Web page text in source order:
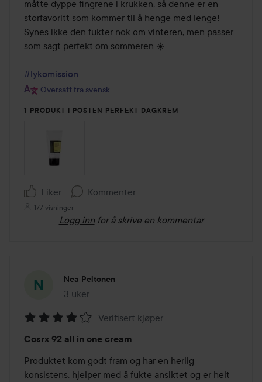
måtte dyppe fingrene i krukken, så denne er en
storfavoritt som kommer til å henge med lenge!
Synes ikke den fukter nok om vinteren, men passer
som sagt perfekt om sommeren ☀️
#lykomission
Oversatt fra svensk
1 PRODUKT I POSTEN PERFEKT DAGKREM
Liker Kommenter
177 visninger
Logg inn for å skrive en kommentar
Nea Peltonen
3 uker
Innlegget ble opprettet 3 uker
4
av
5
Verifisert kjøper
Cosrx 92 all in one cream
Produktet kom godt fram og har en herlig
konsistens, hjelper med å fukte ansiktet og er helt